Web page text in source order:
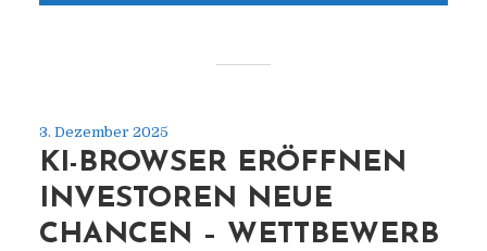
3. Dezember 2025
KI-BROWSER ERÖFFNEN
INVESTOREN NEUE
CHANCEN – WETTBEWERB